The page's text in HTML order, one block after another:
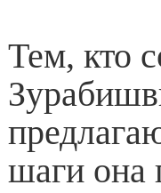
Тем, кто
шаги она